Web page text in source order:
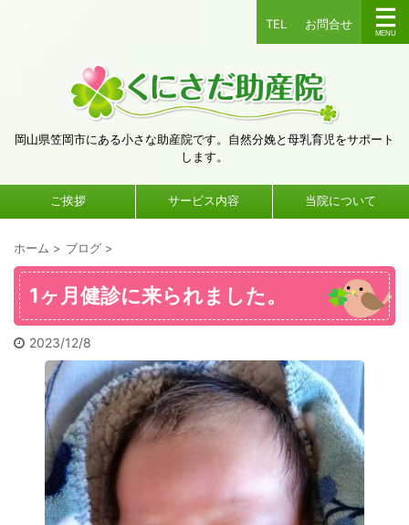
TEL お問合せ
岡山県笠岡市にある小さな助産院です。自然分娩と母乳育児をサポート
します。
ご挨拶 サービス内容 当院について
ホーム > ブログ >
1ヶ月健診に来られました。
2023/12/8